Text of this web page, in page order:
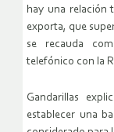
hay una relación
exporta, que
se recauda
telefónico con la
Gandarillas
establecer una